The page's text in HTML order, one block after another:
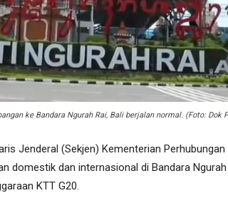
ke Bandara Ngurah Rai, Bali berjalan normal. (Foto: Dok
Jenderal (Sekjen) Kementerian
domestik dan internasional di Bandara
KTT G20.